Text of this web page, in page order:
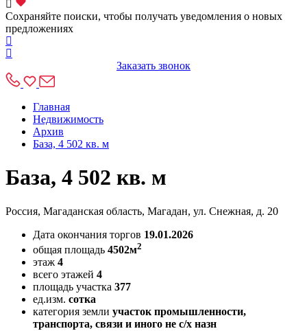
Сохраняйте поиски, чтобы получать уведомления о новых
предложениях
Заказать звонок
Главная
Недвижимость
Архив
База, 4 502 кв. м
База, 4 502 кв. м
Россия, Магаданская область, Магадан, ул. Снежная, д. 20
Дата окончания торгов 19.01.2026
общая площадь 4502м2
этаж 4
всего этажей 4
площадь участка 377
ед.изм. сотка
категория земли участок промышленности,
транспорта, связи и иного не с/х назн